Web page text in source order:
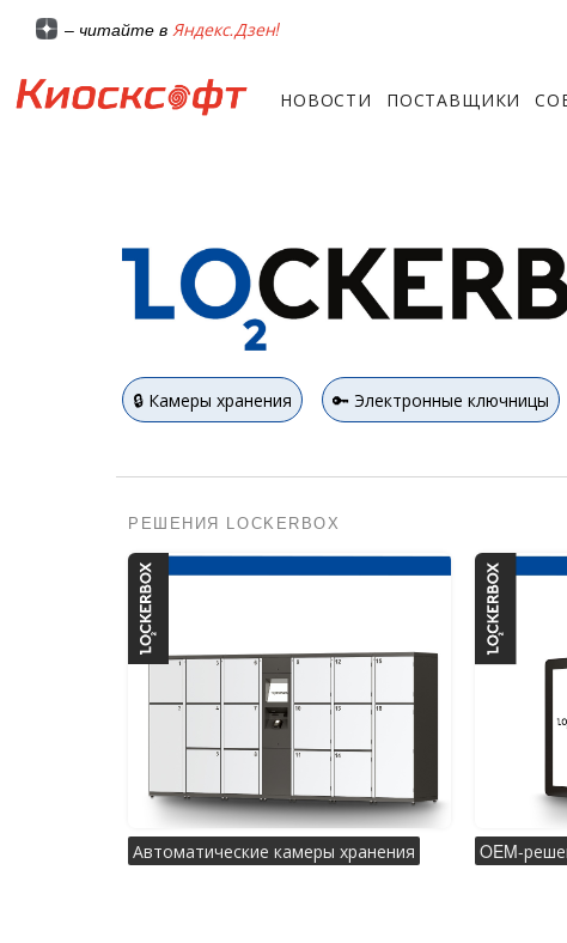
– читайте в Яндекс.Дзен!
НОВОСТИ ПОСТАВЩИКИ
🔒 Камеры хранения 🔑 Электронные ключницы
РЕШЕНИЯ LOCKERBOX
Автоматические камеры хранения OEM-